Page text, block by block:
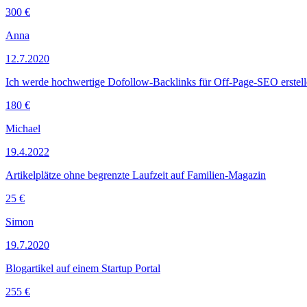
300 €
Anna
12.7.2020
Ich werde hochwertige Dofollow-Backlinks für Off-Page-SEO
180 €
Michael
19.4.2022
Artikelplätze ohne begrenzte Laufzeit auf Familien-Magazin
25 €
Simon
19.7.2020
Blogartikel auf einem Startup Portal
255 €